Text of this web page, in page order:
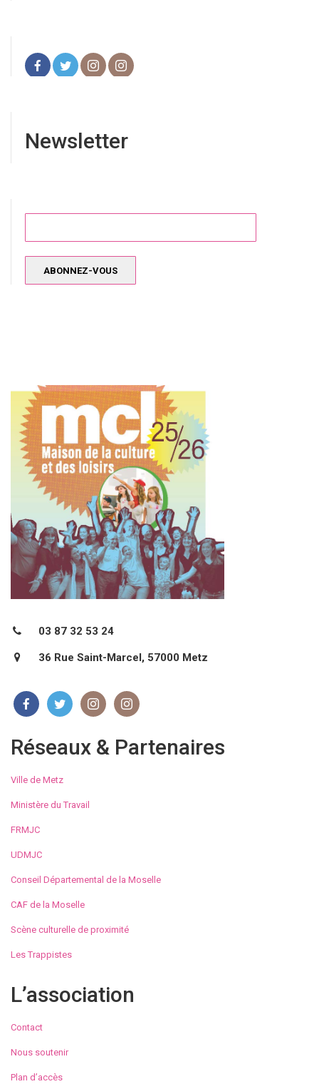
Newsletter
03 87 32 53 24
36 Rue Saint-Marcel, 57000 Metz
Réseaux & Partenaires
Ville de Metz
Ministère du Travail
FRMJC
UDMJC
Conseil Départemental de la Moselle
CAF de la Moselle
Scène culturelle de proximité
Les Trappistes
L’association
Contact
Nous soutenir
Plan d’accès